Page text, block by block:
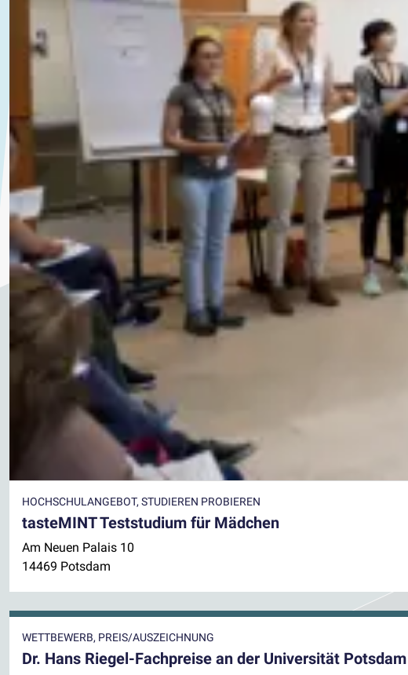
HOCHSCHULANGEBOT, STUDIEREN PROBIEREN
tasteMINT Teststudium für Mädchen
Am Neuen Palais 10
14469 Potsdam
WETTBEWERB, PREIS/AUSZEICHNUNG
Dr. Hans Riegel-Fachpreise an der Universität Potsdam